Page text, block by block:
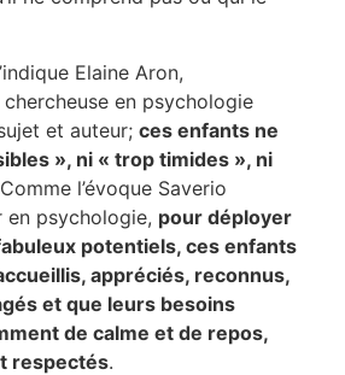
Elaine Aron,
en psychologie
et auteur; ces enfants ne
», ni « trop timides », ni
l’évoque Saverio
en psychologie, pour déployer
potentiels, ces enfants
appréciés, reconnus,
et que leurs besoins
de calme et de repos,
respectés.